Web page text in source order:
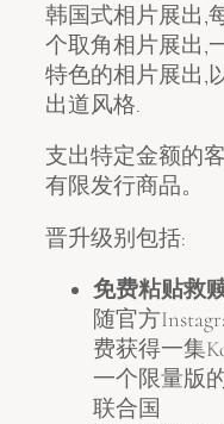
韩国式相片展出,
个取角相片展出,
特色的相片展出,
出道风格.
支出特定金额的
有限发行商品。
晋升级别包括:
免费粘贴救
随官方
费获得一集
一个限量版
联合国